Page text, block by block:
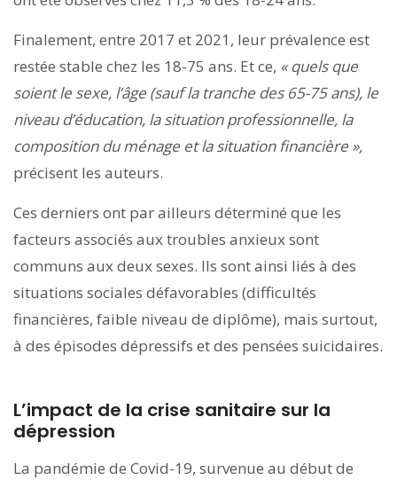
Finalement, entre 2017 et 2021, leur prévalence est
restée stable chez les 18-75 ans. Et ce, « quels que
soient le sexe, l’âge (sauf la tranche des 65-75 ans), le
niveau d’éducation, la situation professionnelle, la
composition du ménage et la situation financière »,
précisent les auteurs.
Ces derniers ont par ailleurs déterminé que les
facteurs associés aux troubles anxieux sont
communs aux deux sexes. Ils sont ainsi liés à des
situations sociales défavorables (difficultés
financières, faible niveau de diplôme), mais surtout,
à des épisodes dépressifs et des pensées suicidaires.
L’impact de la crise sanitaire sur la
dépression
La pandémie de Covid-19, survenue au début de